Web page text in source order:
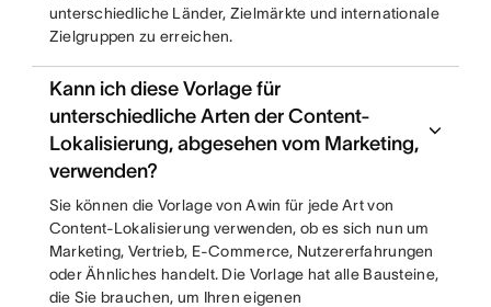
unterschiedliche Länder, Zielmärkte und internationale
Zielgruppen zu erreichen.
Kann ich diese Vorlage für
unterschiedliche Arten der Content-
Lokalisierung, abgesehen vom Marketing,
verwenden?
Sie können die Vorlage von Awin für jede Art von
Content-Lokalisierung verwenden, ob es sich nun um
Marketing, Vertrieb, E-Commerce, Nutzererfahrungen
oder Ähnliches handelt. Die Vorlage hat alle Bausteine,
die Sie brauchen, um Ihren eigenen